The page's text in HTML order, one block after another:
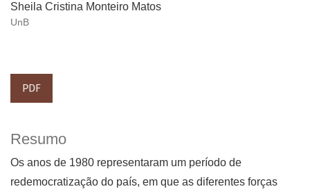
Sheila Cristina Monteiro Matos
UnB
PDF
Resumo
Os anos de 1980 representaram um período de
redemocratização do país, em que as diferentes forças